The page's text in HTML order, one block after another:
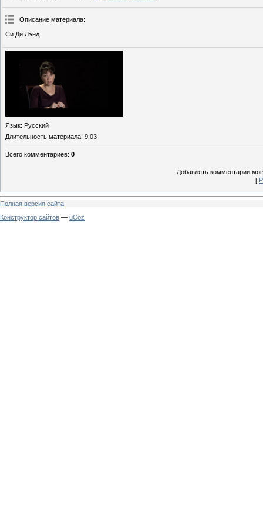
Описание материала:
Си Ди Лэнд
Язык: Русский
Длительность материала: 9:03
Всего комментариев: 0
Добавлять комментарии
[
Полная версия сайта
Конструктор сайтов — uCoz